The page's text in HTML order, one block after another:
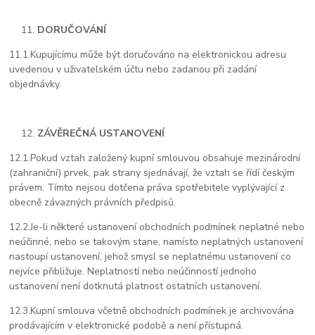
DORUČOVÁNÍ
11.1.Kupujícímu může být doručováno na elektronickou adresu
uvedenou v uživatelském účtu nebo zadanou při zadání
objednávky.
ZÁVĚREČNÁ USTANOVENÍ
12.1.Pokud vztah založený kupní smlouvou obsahuje mezinárodní
(zahraniční) prvek, pak strany sjednávají, že vztah se řídí českým
právem. Tímto nejsou dotčena práva spotřebitele vyplývající z
obecně závazných právních předpisů.
12.2.Je-li některé ustanovení obchodních podmínek neplatné nebo
neúčinné, nebo se takovým stane, namísto neplatných ustanovení
nastoupí ustanovení, jehož smysl se neplatnému ustanovení co
nejvíce přibližuje. Neplatností nebo neúčinností jednoho
ustanovení není dotknutá platnost ostatních ustanovení.
12.3.Kupní smlouva včetně obchodních podmínek je archivována
prodávajícím v elektronické podobě a není přístupná.